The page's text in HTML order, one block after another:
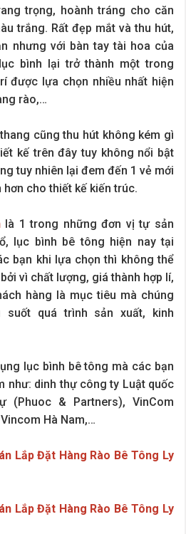
trọng, hoành tráng cho căn
trắng. Rất đẹp mắt và thu hút,
nhưng với bàn tay tài hoa của
bình lại trở thành một trong
được lựa chọn nhiều nhất hiện
rào,…
cũng thu hút không kém gì
kế trên đây tuy không nổi bật
tuy nhiên lại đem đến 1 vẻ mới
hơn cho thiết kế kiến trúc.
là 1 trong những đơn vị tự sản
lục bình bê tông hiện nay tại
bạn khi lựa chọn thì không thể
vì chất lượng, giá thành hợp lí,
hàng là mục tiêu mà chúng
quá trình sản xuất, kinh
lục bình bê tông mà các bạn
như: dinh thự công ty Luật quốc
(Phuoc & Partners), VinCom
Hà Nam,…
Lắp Đặt Hàng Rào Bê Tông Ly
Lắp Đặt Hàng Rào Bê Tông Ly